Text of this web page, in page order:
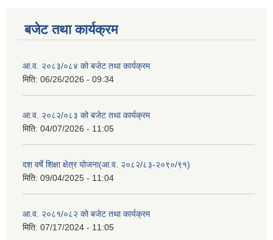
बजेट तथा कार्यक्रम
आ.व. २०८३/०८४ को बजेट तथा कार्यक्रम
मिति: 06/26/2026 - 09:34
आ.व. २०८२/०८३ को बजेट तथा कार्यक्रम
मिति: 04/07/2026 - 11:05
दश वर्षे शिक्षा क्षेत्र योजना(आ.व. २०८२/८३-२०९०/९१)
मिति: 09/04/2025 - 11:04
आ.व. २०८१/०८२ को बजेट तथा कार्यक्रम
मिति: 07/17/2024 - 11:05